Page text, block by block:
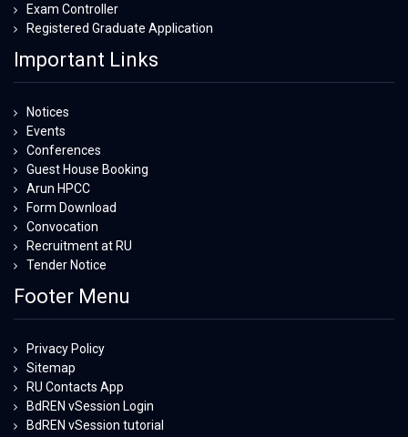
Exam Controller
Registered Graduate Application
Important Links
Notices
Events
Conferences
Guest House Booking
Arun HPCC
Form Download
Convocation
Recruitment at RU
Tender Notice
Footer Menu
Privacy Policy
Sitemap
RU Contacts App
BdREN vSession Login
BdREN vSession tutorial